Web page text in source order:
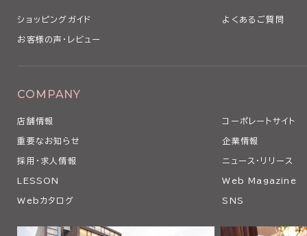
ショッピングガイド よくあるご質問
お客様の声・レビュー
COMPANY
店舗情報 コーポレートサイト
重要なお知らせ 企業情報
採用・求人情報 ニュース・リリース
LESSON Web Magazine
Webカタログ SNS